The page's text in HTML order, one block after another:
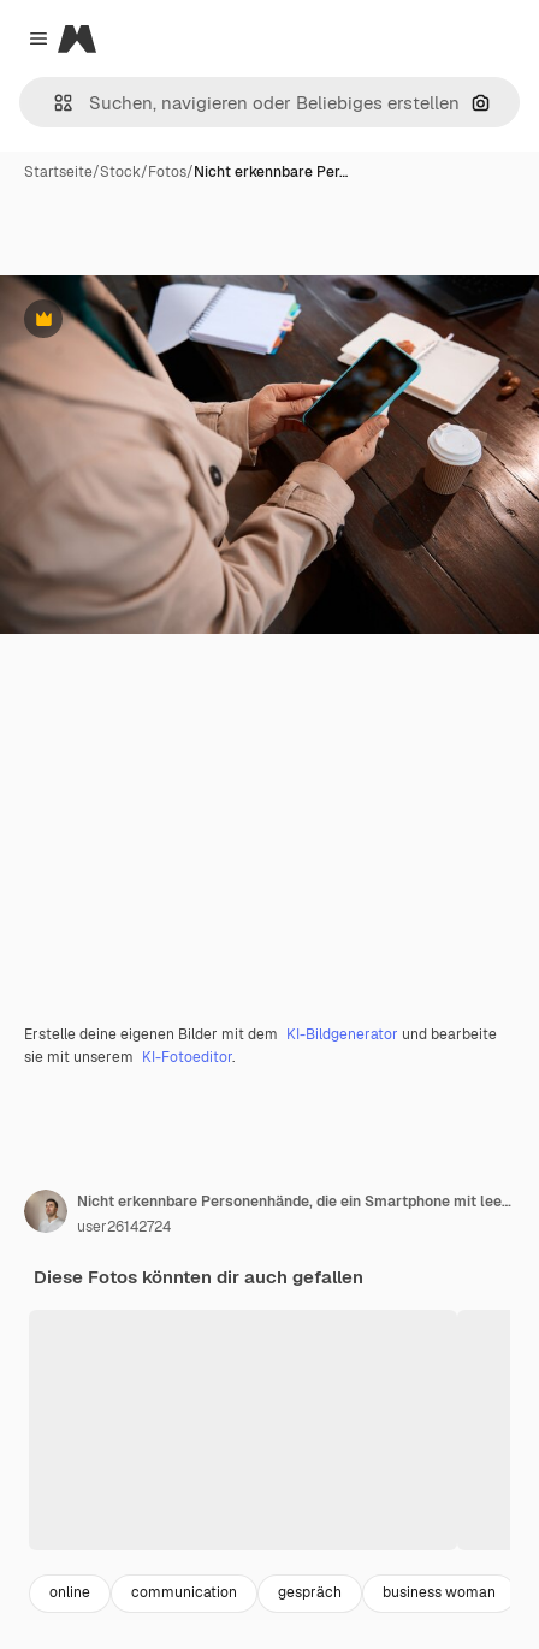
Close menu
Magnific
Nach
Startseite/Stock/Fotos/Nicht erkennbare Per…
Premium
Erstelle deine eigenen Bilder mit dem KI-Bildgenerator und bearbeite
sie mit unserem KI-Fotoeditor.
Nicht erkennbare Personenhände, die ein Smartphone mit leerem schwarzem Bildschirm für Kopienraum auf dem Hintergrund eines Holztisches mit offenem Notizblock und Schreibheft und leckerem Frühstück verwenden
user26142724
Diese Fotos könnten dir auch gefallen
online communication gespräch business woman